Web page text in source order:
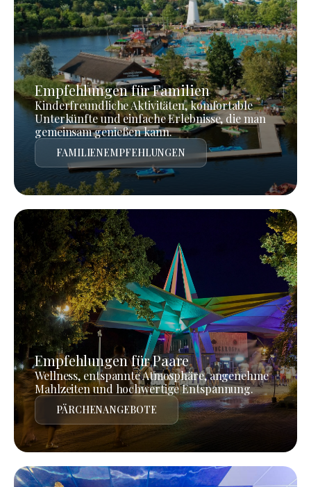
Empfehlungen für Familien
Kinderfreundliche Aktivitäten, komfortable
Unterkünfte und einfache Erlebnisse, die man
gemeinsam genießen kann.
FAMILIENEMPFEHLUNGEN
Empfehlungen für Paare
Wellness, entspannte Atmosphäre, angenehme
Mahlzeiten und hochwertige Entspannung.
PÄRCHENANGEBOTE